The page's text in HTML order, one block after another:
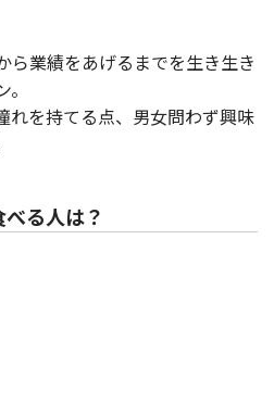
ら業績をあげるまでを生き生き
れを持てる点、男女問わず興味
る人は？